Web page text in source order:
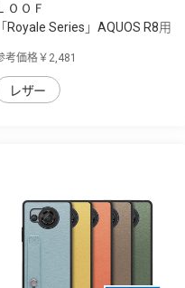
ＯＯＦ
「Royale Series」AQUOS R8用
考価格￥2,481
レザー